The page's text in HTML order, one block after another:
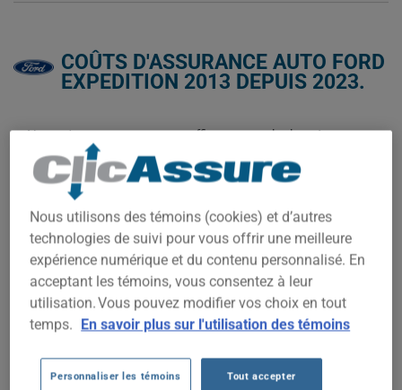
COÛTS D'ASSURANCE AUTO FORD
EXPEDITION 2013 DEPUIS 2023.
Nous n'avons pas encore suffisamment de données
d'assurance auto pour ce véhicule.
Essayez un autre modèle ou une autre année, ou
commencez une soumission pour un prix personnalisé.
Pour trouver la meilleur assurance pour votre véhicule FORD
EXPEDITION 2013, il est plus important que jamais de
comparer les options disponibles.
1 750$
2 000$
Nous utilisons des témoins (cookies) et d’autres
technologies de suivi pour vous offrir une meilleure
expérience numérique et du contenu personnalisé. En
acceptant les témoins, vous consentez à leur
utilisation. Vous pouvez modifier vos choix en tout
temps. En savoir plus sur l'utilisation des témoins
Personnaliser les témoins Tout accepter